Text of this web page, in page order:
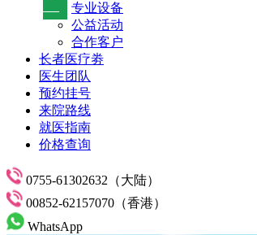
—
专业设备
公益活动
合作客户
长者医疗劵
医生团队
预约挂号
来院路线
就医指南
价格查询
0755-61302632（大陆）
00852-62157070（香港）
WhatsApp